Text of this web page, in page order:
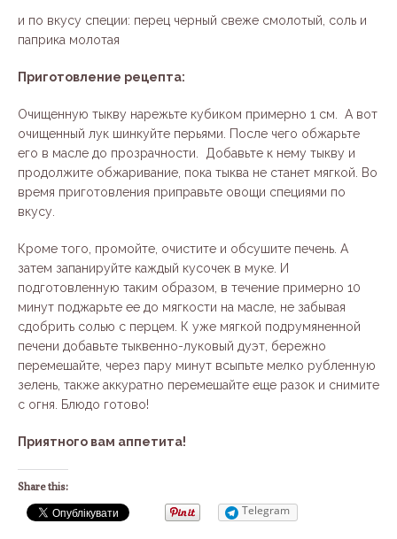
и по вкусу специи: перец черный свеже смолотый, соль и
паприка молотая
Приготовление рецепта:
Очищенную тыкву нарежьте кубиком примерно 1 см. А вот
очищенный лук шинкуйте перьями. После чего обжарьте
его в масле до прозрачности. Добавьте к нему тыкву и
продолжите обжаривание, пока тыква не станет мягкой. Во
время приготовления приправьте овощи специями по
вкусу.
Кроме того, промойте, очистите и обсушите печень. А
затем запанируйте каждый кусочек в муке. И
подготовленную таким образом, в течение примерно 10
минут поджарьте ее до мягкости на масле, не забывая
сдобрить солью с перцем. К уже мягкой подрумяненной
печени добавьте тыквенно-луковый дуэт, бережно
перемешайте, через пару минут всыпьте мелко рубленную
зелень, также аккуратно перемешайте еще разок и снимите
с огня. Блюдо готово!
Приятного вам аппетита!
Share this:
Telegram